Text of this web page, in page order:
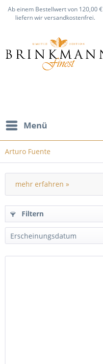
Ab einem Bestellwert von 120,00 €
liefern wir versandkostenfrei.
Menü
Arturo Fuente
mehr erfahren »
Filtern